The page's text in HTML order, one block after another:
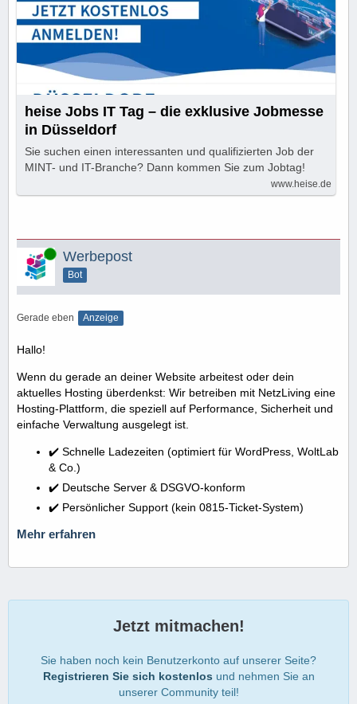
heise Jobs IT Tag – die exklusive Jobmesse
in Düsseldorf
Sie suchen einen interessanten und qualifizierten Job der
MINT- und IT-Branche? Dann kommen Sie zum Jobtag!
www.heise.de
Online Werbepost
Bot
Gerade eben Anzeige
Hallo!
Wenn du gerade an deiner Website arbeitest oder dein
aktuelles Hosting überdenkst: Wir betreiben mit NetzLiving eine
Hosting-Plattform, die speziell auf Performance, Sicherheit und
einfache Verwaltung ausgelegt ist.
✔️ Schnelle Ladezeiten (optimiert für WordPress, WoltLab
& Co.)
✔️ Deutsche Server & DSGVO-konform
✔️ Persönlicher Support (kein 0815-Ticket-System)
Mehr erfahren
Jetzt mitmachen!
Sie haben noch kein Benutzerkonto auf unserer Seite?
Registrieren Sie sich kostenlos und nehmen Sie an
unserer Community teil!